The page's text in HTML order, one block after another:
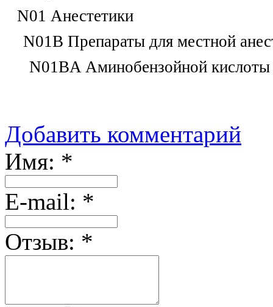
N01 Анестетики
N01B Препараты для местной
N01BA Аминобензойной
Добавить комментарий
Имя: *
Е-mail: *
Отзыв: *